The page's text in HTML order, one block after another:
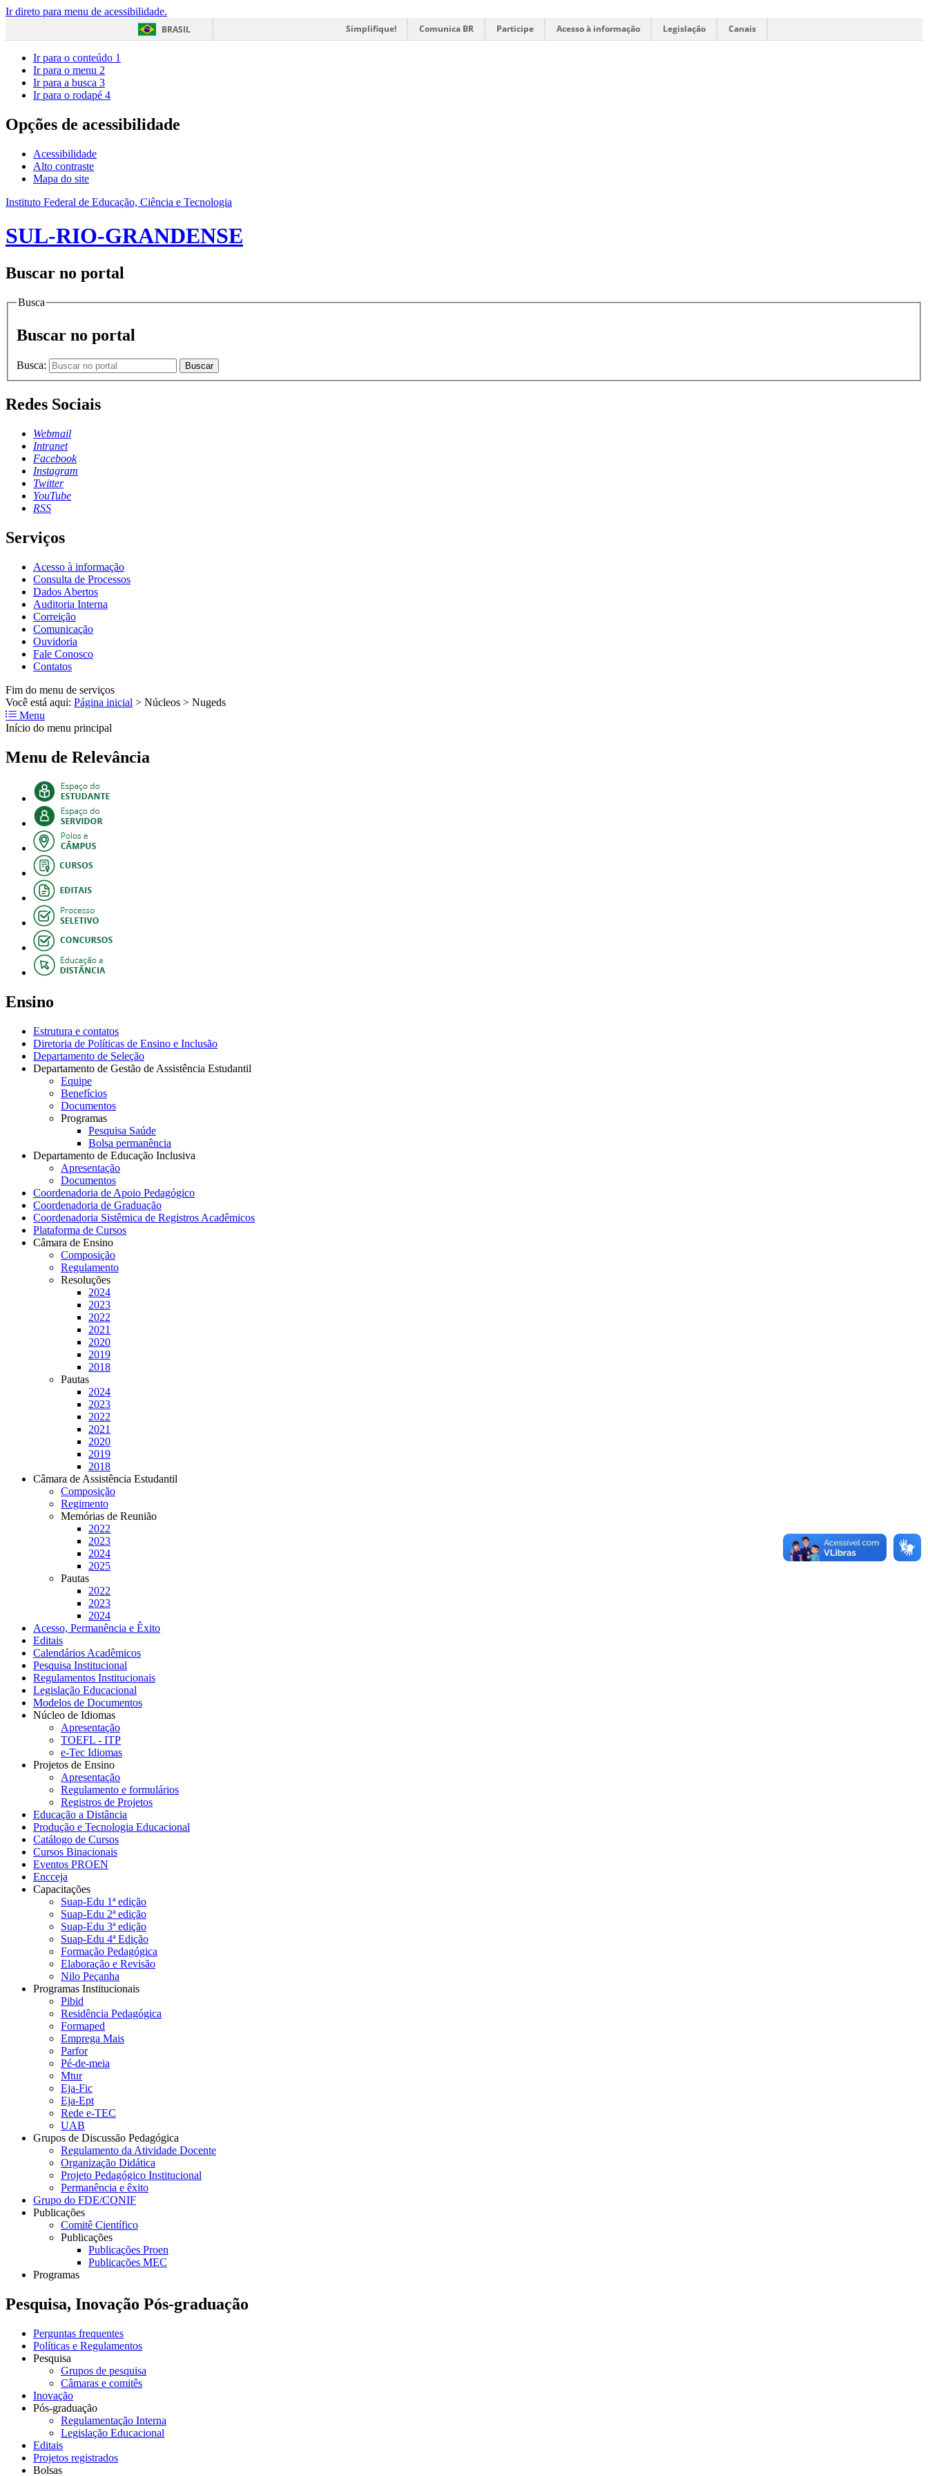
Ir direto para menu de acessibilidade.
BRASIL
Simplifique! Comunica BR Participe Acesso à informação Legislação Canais
Ir para o conteúdo 1
Ir para o menu 2
Ir para a busca 3
Ir para o rodapé 4
Opções de acessibilidade
Acessibilidade
Alto contraste
Mapa do site
Instituto Federal de Educação, Ciência e Tecnologia
SUL-RIO-GRANDENSE
Buscar no portal
Busca
Buscar no portal
Busca: Buscar
Redes Sociais
Webmail
Intranet
Facebook
Instagram
Twitter
YouTube
RSS
Serviços
Acesso à informação
Consulta de Processos
Dados Abertos
Auditoria Interna
Correição
Comunicação
Ouvidoria
Fale Conosco
Contatos
Fim do menu de serviços
Você está aqui: Página inicial > Núcleos > Nugeds
Menu
Início do menu principal
Menu de Relevância
Ensino
Estrutura e contatos
Diretoria de Políticas de Ensino e Inclusão
Departamento de Seleção
Departamento de Gestão de Assistência Estudantil
Equipe
Benefícios
Documentos
Programas
Pesquisa Saúde
Bolsa permanência
Departamento de Educação Inclusiva
Apresentação
Documentos
Coordenadoria de Apoio Pedagógico
Coordenadoria de Graduação
Coordenadoria Sistêmica de Registros Acadêmicos
Plataforma de Cursos
Câmara de Ensino
Composição
Regulamento
Resoluções
2024
2023
2022
2021
2020
2019
2018
Pautas
2024
2023
2022
2021
2020
2019
2018
Câmara de Assistência Estudantil
Composição
Regimento
Memórias de Reunião
2022
2023
2024
2025
Pautas
2022
2023
2024
Acesso, Permanência e Êxito
Editais
Calendários Acadêmicos
Pesquisa Institucional
Regulamentos Institucionais
Legislação Educacional
Modelos de Documentos
Núcleo de Idiomas
Apresentação
TOEFL - ITP
e-Tec Idiomas
Projetos de Ensino
Apresentação
Regulamento e formulários
Registros de Projetos
Educação a Distância
Produção e Tecnologia Educacional
Catálogo de Cursos
Cursos Binacionais
Eventos PROEN
Encceja
Capacitações
Suap-Edu 1ª edição
Suap-Edu 2ª edição
Suap-Edu 3ª edição
Suap-Edu 4ª Edição
Formação Pedagógica
Elaboração e Revisão
Nilo Peçanha
Programas Institucionais
Pibid
Residência Pedagógica
Formaped
Emprega Mais
Parfor
Pé-de-meia
Mtur
Eja-Fic
Eja-Ept
Rede e-TEC
UAB
Grupos de Discussão Pedagógica
Regulamento da Atividade Docente
Organização Didática
Projeto Pedagógico Institucional
Permanência e êxito
Grupo do FDE/CONIF
Publicações
Comitê Científico
Publicações
Publicações Proen
Publicações MEC
Programas
Pesquisa, Inovação Pós-graduação
Perguntas frequentes
Políticas e Regulamentos
Pesquisa
Grupos de pesquisa
Câmaras e comitês
Inovação
Pós-graduação
Regulamentação Interna
Legislação Educacional
Editais
Projetos registrados
Bolsas